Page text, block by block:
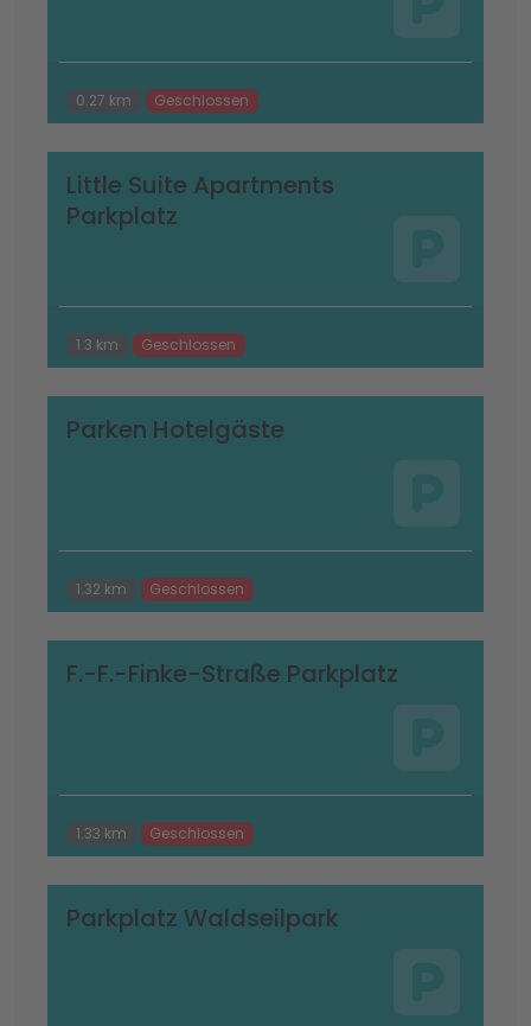
0.27 km Geschlossen
Little Suite Apartments
Parkplatz
1.3 km Geschlossen
Parken Hotelgäste
1.32 km Geschlossen
F.-F.-Finke-Straße Parkplatz
1.33 km Geschlossen
Parkplatz Waldseilpark